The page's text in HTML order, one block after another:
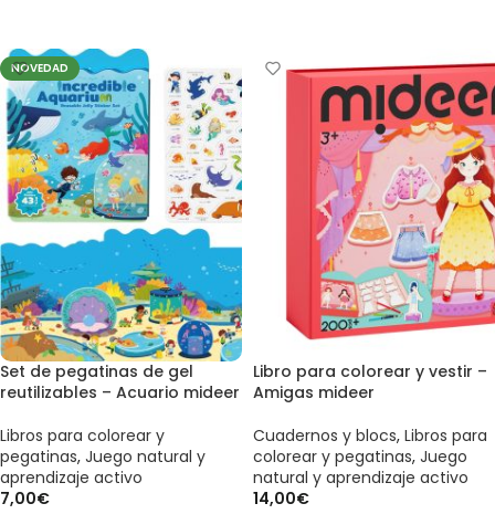
NOVEDAD
Set de pegatinas de gel
reutilizables – Acuario mideer
Libros para colorear y
pegatinas, Juego natural y
aprendizaje activo
7,00€
Libro para colorear y vestir –
Amigas mideer
Cuadernos y blocs, Libros para
colorear y pegatinas, Juego
natural y aprendizaje activo
14,00€